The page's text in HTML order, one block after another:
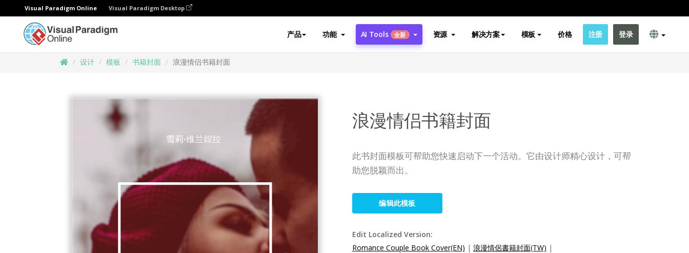
Visual Paradigm Online Visual Paradigm Desktop
产品 功能 AI Tools 全新 资源 解决方案 模板 价格 注册 登录
设计 模板 书籍封面 浪漫情侣书籍封面
浪漫情侣书籍封面
此书封面模板可帮助您快速启动下一个活动。它由设计师精心设计，可帮
助您脱颖而出。
编辑此模板
Edit Localized Version:
Romance Couple Book Cover(EN) | 浪漫情侶書籍封面(TW) |